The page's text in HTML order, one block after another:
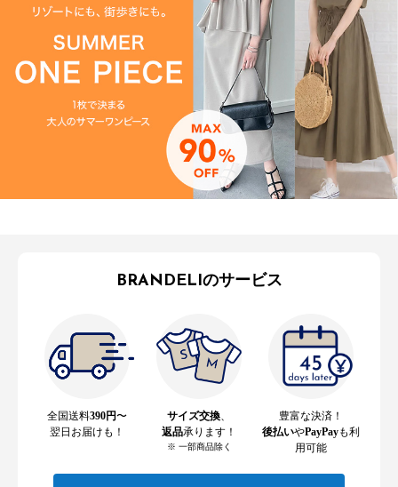
BRANDELIのサービス
全国送料390円〜
翌日お届けも！
サイズ交換
返品承ります！
※ 一部商品除く
豊富な決済！
後払いやPayPayも利
用可能